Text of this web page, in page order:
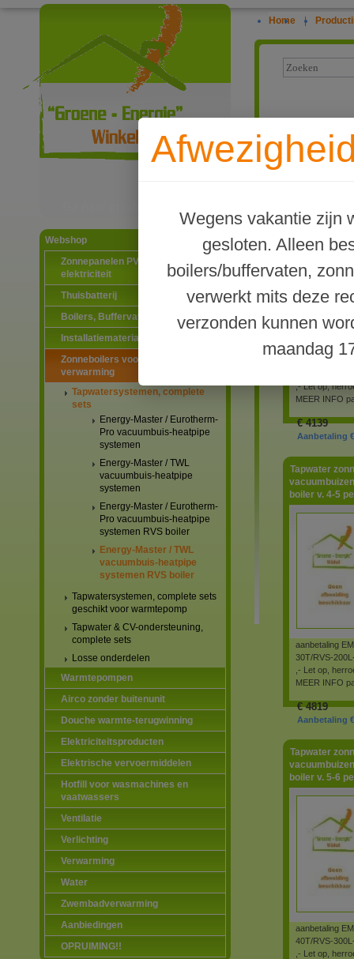
Webshop
Zonnepanelen PV-systemen
elektriciteit
Thuisbatterij
Boilers, Buffervaten en toebehoren
Installatiematerialen
Zonneboilers voor warmtapwater en
verwarming
Tapwatersystemen, complete
sets
Energy-Master / Eurotherm-
Pro vacuumbuis-heatpipe
systemen
Energy-Master / TWL
vacuumbuis-heatpipe
systemen
Energy-Master / Eurotherm-
Pro vacuumbuis-heatpipe
systemen RVS boiler
Energy-Master / TWL
vacuumbuis-heatpipe
systemen RVS boiler
Tapwatersystemen, complete sets
geschikt voor warmtepomp
Tapwater & CV-ondersteuning,
complete sets
Losse onderdelen
Warmtepompen
Airco zonder buitenunit
Douche warmte-terugwinning
Elektriciteitsproducten
Elektrische vervoermiddelen
Hotfill voor wasmachines en
vaatwassers
Ventilatie
Verlichting
Verwarming
Water
Zwembadverwarming
Aanbiedingen
OPRUIMING!!
Home |
Wegens vakantie zijn
gesloten. Alleen
boilers/buffervaten,
verwerkt mits deze
verzonden kunnen
maandag
boiler v. 3-4
aanbetaling
,- Let op,
MEER INFO
€4139
Aanbetaling
Tapwater
boiler v. 4-5
aanbetaling
30T/RVS-
,- Let op,
MEER INFO
€4819
Aanbetaling
Tapwater
boiler v. 5-6
aanbetaling
40T/RVS-
,- Let op,